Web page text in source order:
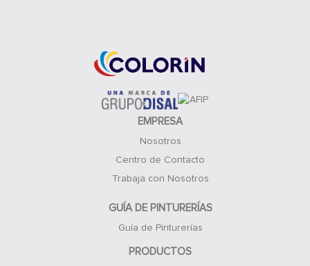
EMPRESA
Nosotros
Centro de Contacto
Trabaja con Nosotros
GUÍA DE PINTURERÍAS
Guía de Pinturerías
PRODUCTOS